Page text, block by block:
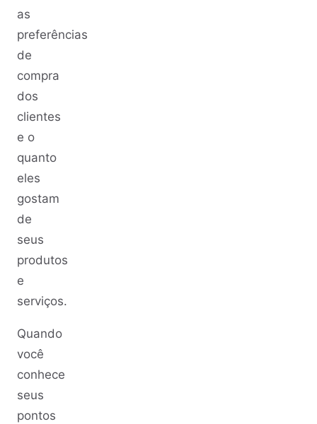
as
preferências
de
compra
dos
clientes
e o
quanto
eles
gostam
de
seus
produtos
e
serviços.
Quando
você
conhece
seus
pontos